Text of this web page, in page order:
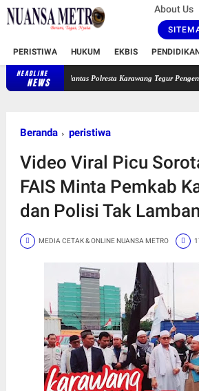
About Us
PERISTIWA HUKUM EKBIS
HEADLINE
NEWS
Satlantas Polresta Karawang Tegur Pengendara Motor,
Beranda peristiwa
Video Viral Picu
FAIS Minta Pemkab
dan Polisi Tak
MEDIA CETAK & ONLINE NUANSA METRO